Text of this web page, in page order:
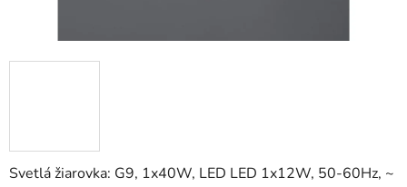
Svetlá žiarovka: G9, 1x40W, LED LED 1x12W, 50-60Hz, ~